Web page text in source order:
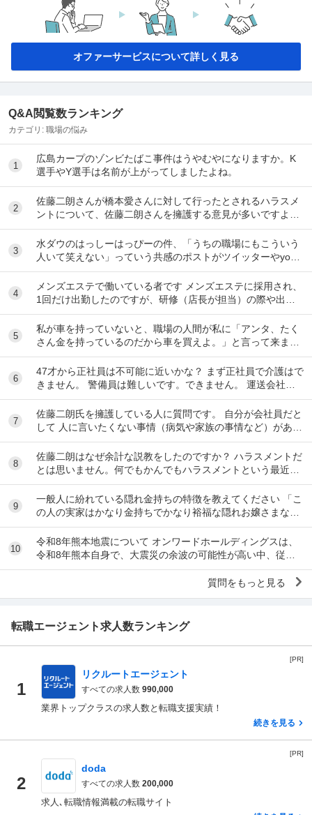
オファーサービスについて詳しく見る
Q&A閲覧数ランキング
カテゴリ: 職場の悩み
1
広島カープのゾンビたばこ事件はうやむやになりますか。K
選手やY選手は名前が上がってしましたよね。
2
佐藤二朗さんが橋本愛さんに対して行ったとされるハラスメ
ントについて、佐藤二朗さんを擁護する意見が多いですよ
ね。 これは極端に言えば、 「ハラスメントでは...
3
水ダウのはっしーはっぴーの件、「うちの職場にもこういう
人いて笑えない」っていう共感のポストがツイッターやyout
ubeのコメント欄に多すぎてそっちに驚いて...
4
メンズエステで働いている者です メンズエステに採用され、
1回だけ出勤したのですが、研修（店長が担当）の際や出勤
時に「元々デリをやっていたなら」という理由で...
5
私が車を持っていないと、職場の人間が私に「アンタ、たく
さん金を持っているのだから車を買えよ。」と言って来ま
す。 でも なんで しんどい思いをして働いた金で...
6
47才から正社員は不可能に近いかな？ まず正社員で介護はで
きません。 警備員は難しいです。できません。 運送会社の
運転手は無理です。できません 過去にうつ...
7
佐藤二朗氏を擁護している人に質問です。 自分が会社員だと
して 人に言いたくない事情（病気や家族の事情など）があ
り、上司や総務等に相談した結果、仕事内容を...
8
佐藤二朗はなぜ余計な説教をしたのですか？ ハラスメントだ
とは思いません。何でもかんでもハラスメントという最近の
風潮に反対です。ただ、橋本愛からすれば良い気...
9
一般人に紛れている隠れ金持ちの特徴を教えてください 「こ
の人の実家はかなり金持ちでかなり裕福な隠れお嬢さまなん
だな」とわかる特徴を教えてください 私の...
10
令和8年熊本地震について オンワードホールディングスは、
令和8年熊本自身で、大震災の余波の可能性が高い中、従業
員に売上金の確保（金庫への預け入れ）を優先さ...
質問をもっと見る
転職エージェント求人数ランキング
[PR]
1
リクルートエージェント
すべての求人数 990,000
業界トップクラスの求人数と転職支援実績！
続きを見る
[PR]
2
doda
すべての求人数 200,000
求人､転職情報満載の転職サイト